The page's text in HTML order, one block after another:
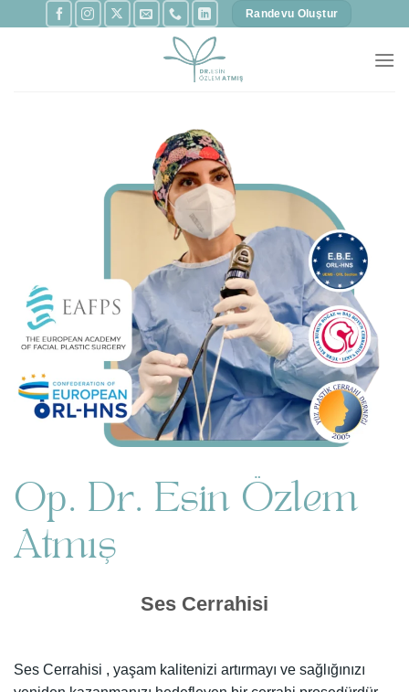
Randevu Oluştur
Op. Dr. Esin Özlem
Atmış
Ses Cerrahisi
Ses Cerrahisi , yaşam kalitenizi artırmayı ve sağlığınızı